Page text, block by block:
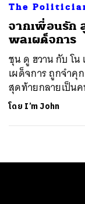
The
จากเพื่อนรัก
พลเผด็จการ
ชุน ดู ฮวาน กับ โ
เผด็จการ ถูกจำคุ
สุดท้ายกลายเป็น
โดย I’m John